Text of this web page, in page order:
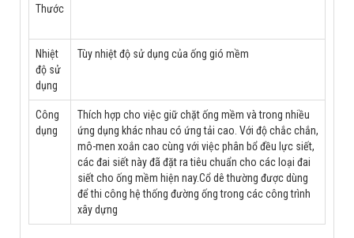
Thước
Nhiệt
độ sử
dụng
Tùy nhiệt độ sử dụng của ống gió mềm
Công
dụng
Thích hợp cho việc giữ chặt ống mềm và trong nhiều
ứng dụng khác nhau có ứng tải cao. Với độ chắc chắn,
mô-men xoắn cao cùng với việc phân bổ đều lực siết,
các đai siết này đã đặt ra tiêu chuẩn cho các loại đai
siết cho ống mềm hiện nay.Cổ dê thường được dùng
để thi công hệ thống đường ống trong các công trình
xây dựng